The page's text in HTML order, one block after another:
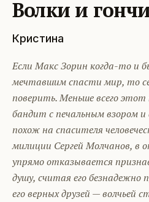
Волки и
Кристина
Если Макс Зорин когда-то и
мечтавшим спасти мир, то
поверить. Меньше всего
бандит с печальным взором
похож на спасителя
милиции Сергей Молчанов, в
упрямо отказывается
душу, считая его
его верных друзей — волчьей